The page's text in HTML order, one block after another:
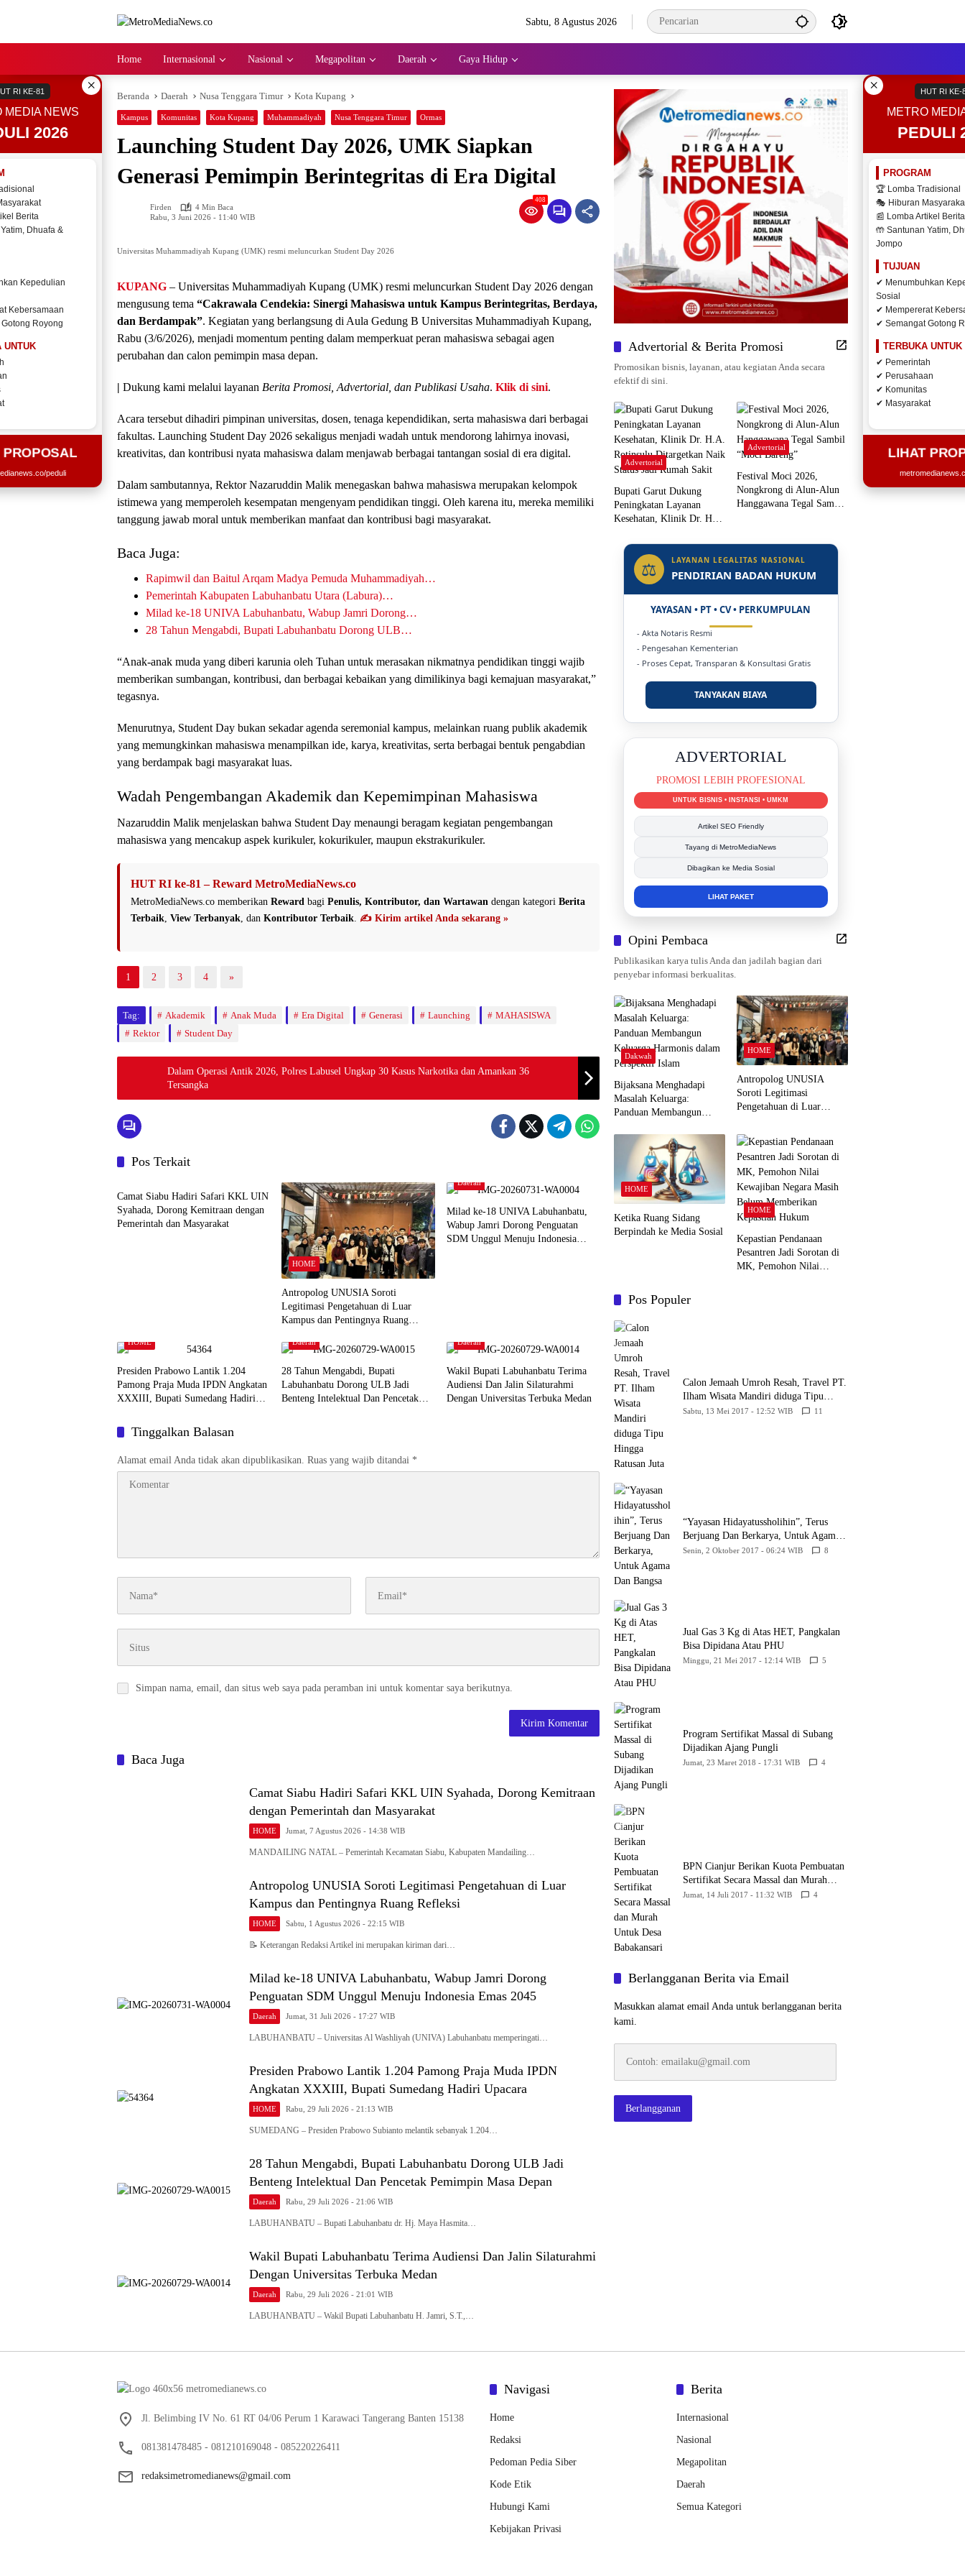
Sabtu, 8 Agustus 2026
Home Internasional Nasional Megapolitan Daerah Gaya Hidup
×
RI KE-81
MEDIA NEWS
2026
Berita
Dhuafa &
Kepedulian
Kebersamaan
Royong
UNTUK
peduli
× HUT RI KE-
METRO
PEDULI
PROGRAM
🏆 Lomba Tradisional
🎭 Hiburan
📰 Lomba Artikel Berita
🤲 Santunan Yatim,
Jompo
TUJUAN
✔ Menumbuhkan
Sosial
✔ Mempererat
✔ Semangat Gotong
TERBUKA UNTUK
✔ Pemerintah
✔ Perusahaan
✔ Komunitas
✔ Masyarakat
LIHAT
Beranda Daerah Nusa Tenggara Timur Kota Kupang
Kampus Komunitas Kota Kupang Muhammadiyah Nusa Tenggara Timur Ormas
Launching Student Day 2026, UMK Siapkan
Generasi Pemimpin Berintegritas di Era Digital
Firden
4 Min Baca
Rabu, 3 Juni 2026 - 11:40 WIB
408
Universitas Muhammadiyah Kupang (UMK) resmi meluncurkan Student Day 2026
KUPANG – Universitas Muhammadiyah Kupang (UMK) resmi meluncurkan Student Day 2026 dengan
mengusung tema “Cakrawala Cendekia: Sinergi Mahasiswa untuk Kampus Berintegritas, Berdaya,
dan Berdampak”. Kegiatan yang berlangsung di Aula Gedung B Universitas Muhammadiyah Kupang,
Rabu (3/6/2026), menjadi momentum penting dalam memperkuat peran mahasiswa sebagai agen
perubahan dan calon pemimpin masa depan.
| Dukung kami melalui layanan Berita Promosi, Advertorial, dan Publikasi Usaha. Klik di sini.
Acara tersebut dihadiri pimpinan universitas, dosen, tenaga kependidikan, serta mahasiswa dari berbagai
fakultas. Launching Student Day 2026 sekaligus menjadi wadah untuk mendorong lahirnya inovasi,
kreativitas, dan kontribusi nyata mahasiswa dalam menjawab berbagai tantangan sosial di era digital.
Dalam sambutannya, Rektor Nazaruddin Malik menegaskan bahwa mahasiswa merupakan kelompok
istimewa yang memperoleh kesempatan mengenyam pendidikan tinggi. Oleh karena itu, mereka memiliki
tanggung jawab moral untuk memberikan manfaat dan kontribusi bagi masyarakat.
Baca Juga:
Rapimwil dan Baitul Arqam Madya Pemuda Muhammadiyah…
Pemerintah Kabupaten Labuhanbatu Utara (Labura)…
Milad ke-18 UNIVA Labuhanbatu, Wabup Jamri Dorong…
28 Tahun Mengabdi, Bupati Labuhanbatu Dorong ULB…
“Anak-anak muda yang diberi karunia oleh Tuhan untuk merasakan nikmatnya pendidikan tinggi wajib
memberikan sumbangan, kontribusi, dan berbagai kebaikan yang dimilikinya bagi kemajuan masyarakat,”
tegasnya.
Menurutnya, Student Day bukan sekadar agenda seremonial kampus, melainkan ruang publik akademik
yang memungkinkan mahasiswa menampilkan ide, karya, kreativitas, serta berbagai bentuk pengabdian
yang berdampak bagi masyarakat luas.
Wadah Pengembangan Akademik dan Kepemimpinan Mahasiswa
Nazaruddin Malik menjelaskan bahwa Student Day menaungi beragam kegiatan pengembangan
mahasiswa yang mencakup aspek kurikuler, kokurikuler, maupun ekstrakurikuler.
HUT RI ke-81 – Reward MetroMediaNews.co
MetroMediaNews.co memberikan Reward bagi Penulis, Kontributor, dan Wartawan dengan kategori Berita
Terbaik, View Terbanyak, dan Kontributor Terbaik. ✍️ Kirim artikel Anda sekarang »
1 2 3 4 »
Tag: Akademik Anak Muda Era Digital Generasi Launching
MAHASISWA
Rektor
Student Day
Dalam Operasi Antik 2026, Polres Labusel Ungkap 30 Kasus Narkotika dan Amankan 36
Tersangka
Pos Terkait
HOME
Camat Siabu Hadiri Safari KKL UIN
Syahada, Dorong Kemitraan dengan
Pemerintah dan Masyarakat
HOME
Antropolog UNUSIA Soroti
Legitimasi Pengetahuan di Luar
Kampus dan Pentingnya Ruang
Daerah
Milad ke-18 UNIVA Labuhanbatu,
Wabup Jamri Dorong Penguatan
SDM Unggul Menuju Indonesia
HOME
Presiden Prabowo Lantik 1.204
Pamong Praja Muda IPDN Angkatan
XXXIII, Bupati Sumedang Hadiri
Daerah
28 Tahun Mengabdi, Bupati
Labuhanbatu Dorong ULB Jadi
Benteng Intelektual Dan Pencetak
Daerah
Wakil Bupati Labuhanbatu Terima
Audiensi Dan Jalin Silaturahmi
Dengan Universitas Terbuka Medan
Tinggalkan Balasan
Alamat email Anda tidak akan dipublikasikan. Ruas yang wajib ditandai *
Simpan nama, email, dan situs web saya pada peramban ini untuk komentar saya berikutnya.
Baca Juga
Camat Siabu Hadiri Safari KKL UIN Syahada, Dorong Kemitraan
dengan Pemerintah dan Masyarakat
HOME Jumat, 7 Agustus 2026 - 14:38 WIB
MANDAILING NATAL – Pemerintah Kecamatan Siabu, Kabupaten Mandailing…
Antropolog UNUSIA Soroti Legitimasi Pengetahuan di Luar
Kampus dan Pentingnya Ruang Refleksi
HOME Sabtu, 1 Agustus 2026 - 22:15 WIB
📝 Keterangan Redaksi Artikel ini merupakan kiriman dari…
Milad ke-18 UNIVA Labuhanbatu, Wabup Jamri Dorong
Penguatan SDM Unggul Menuju Indonesia Emas 2045
Daerah Jumat, 31 Juli 2026 - 17:27 WIB
LABUHANBATU – Universitas Al Washliyah (UNIVA) Labuhanbatu memperingati…
Presiden Prabowo Lantik 1.204 Pamong Praja Muda IPDN
Angkatan XXXIII, Bupati Sumedang Hadiri Upacara
HOME Rabu, 29 Juli 2026 - 21:13 WIB
SUMEDANG – Presiden Prabowo Subianto melantik sebanyak 1.204…
28 Tahun Mengabdi, Bupati Labuhanbatu Dorong ULB Jadi
Benteng Intelektual Dan Pencetak Pemimpin Masa Depan
Daerah Rabu, 29 Juli 2026 - 21:06 WIB
LABUHANBATU – Bupati Labuhanbatu dr. Hj. Maya Hasmita…
Wakil Bupati Labuhanbatu Terima Audiensi Dan Jalin Silaturahmi
Dengan Universitas Terbuka Medan
Daerah Rabu, 29 Juli 2026 - 21:01 WIB
LABUHANBATU – Wakil Bupati Labuhanbatu H. Jamri, S.T.,…
Advertorial & Berita Promosi
Promosikan bisnis, layanan, atau kegiatan Anda secara
efektif di sini.
Advertorial
Bupati Garut Dukung
Peningkatan Layanan
Kesehatan, Klinik Dr. H.A.
Status Jadi Rumah Sakit
Advertorial
Festival Moci 2026,
Nongkrong di Alun-Alun
Hanggawana Tegal Sambil
⚖ LAYANAN LEGALITAS NASIONAL
PENDIRIAN BADAN HUKUM
YAYASAN • PT • CV • PERKUMPULAN
- Akta Notaris Resmi
- Pengesahan Kementerian
- Proses Cepat, Transparan & Konsultasi Gratis
TANYAKAN BIAYA
DUKUNG KAMI
BERSAMA METROMEDIANEWS.CO
MEDIA INFORMASI TERPERCAYA
Publikasi Kegiatan
Berita Promosi
Tingkatkan Branding Anda
INFO SELENGKAPNYA
Opini Pembaca
Publikasikan karya tulis Anda dan jadilah bagian dari
penyebar informasi berkualitas.
Dakwah
Bijaksana Menghadapi
Masalah Keluarga:
Panduan Membangun
Perspektif Islam
HOME
Antropolog UNUSIA
Soroti Legitimasi
Pengetahuan di Luar
Ruang Refleksi
HOME
Ketika Ruang Sidang
Berpindah ke Media Sosial
HOME
Kepastian Pendanaan
Pesantren Jadi Sorotan di
MK, Pemohon Nilai
Pos Populer
Calon Jemaah Umroh Resah, Travel PT.
Ilham Wisata Mandiri diduga Tipu
Hingga Ratusan Juta
Sabtu, 13 Mei 2017 - 12:52 WIB 11
“Yayasan Hidayatussholihin”, Terus
Berjuang Dan Berkarya, Untuk Agama
Dan Bangsa
Senin, 2 Oktober 2017 - 06:24 WIB 8
Jual Gas 3 Kg di Atas HET, Pangkalan
Bisa Dipidana Atau PHU
Minggu, 21 Mei 2017 - 12:14 WIB 5
Program Sertifikat Massal di Subang
Dijadikan Ajang Pungli
Jumat, 23 Maret 2018 - 17:31 WIB 4
BPN Cianjur Berikan Kuota Pembuatan
Sertifikat Secara Massal dan Murah
Untuk Desa Babakansari
Jumat, 14 Juli 2017 - 11:32 WIB 4
Berlangganan Berita via Email
Masukkan alamat email Anda untuk berlangganan berita
kami.
emailaku@gmail.com
Berlangganan
Jl. Belimbing IV No. 61 RT 04/06 Perum 1 Karawaci Tangerang Banten 15138
081381478485 - 081210169048 - 085220226411
redaksimetromedianews@gmail.com
Navigasi
Home
Redaksi
Pedoman Pedia Siber
Kode Etik
Hubungi Kami
Kebijakan Privasi
Berita
Internasional
Nasional
Megapolitan
Daerah
Semua Kategori